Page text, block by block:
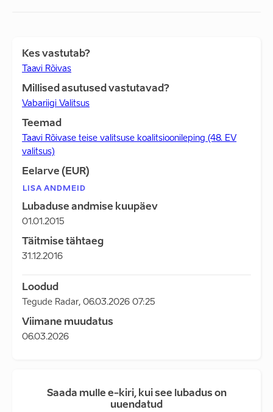
Kes vastutab?
Taavi Rõivas
Millised asutused vastutavad?
Vabariigi Valitsus
Teemad
Taavi Rõivase teise valitsuse koalitsioonileping (48. EV
valitsus)
Eelarve (EUR)
LISA ANDMEID
Lubaduse andmise kuupäev
01.01.2015
Täitmise tähtaeg
31.12.2016
Loodud
Tegude Radar, 06.03.2026 07:25
Viimane muudatus
06.03.2026
Saada mulle e-kiri, kui see lubadus on
uuendatud